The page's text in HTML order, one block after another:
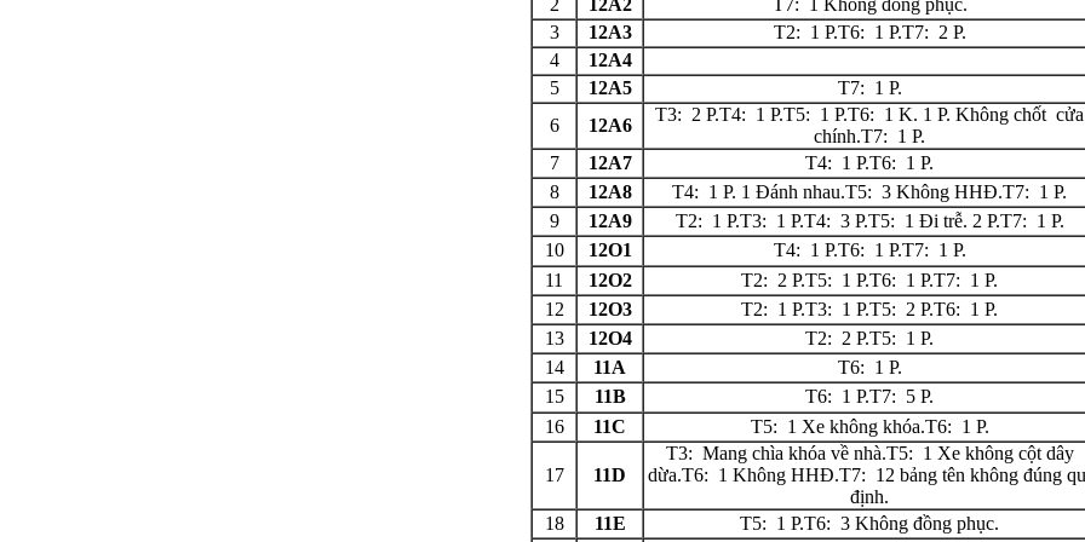
3
12A3
T2: 1 P.T6: 1 P.T7: 2 P.
4
12A4
5
12A5
T7: 1 P.
6
12A6
T3: 2 P.T4: 1 P.T5: 1 P.T6: 1 K. 1 P. Không chốt cửa
chính.T7: 1 P.
7
12A7
T4: 1 P.T6: 1 P.
8
12A8
T4: 1 P. 1 Đánh nhau.T5: 3 Không HHĐ.T7: 1 P.
9
12A9
T2: 1 P.T3: 1 P.T4: 3 P.T5: 1 Đi trễ. 2 P.T7: 1 P.
10
12O1
T4: 1 P.T6: 1 P.T7: 1 P.
11
12O2
T2: 2 P.T5: 1 P.T6: 1 P.T7: 1 P.
12
12O3
T2: 1 P.T3: 1 P.T5: 2 P.T6: 1 P.
13
12O4
T2: 2 P.T5: 1 P.
14
11A
T6: 1 P.
15
11B
T6: 1 P.T7: 5 P.
16
11C T5: 1 Xe không khóa.T6: 1 P.
17 11D
T3: Mang chìa khóa về nhà.T5: 1 Xe không cột dây
dừa.T6: 1 Không HHĐ.T7: 12 bảng tên không đúng
định.
18
11E
T5: 1 P.T6: 3 Không đồng phục.